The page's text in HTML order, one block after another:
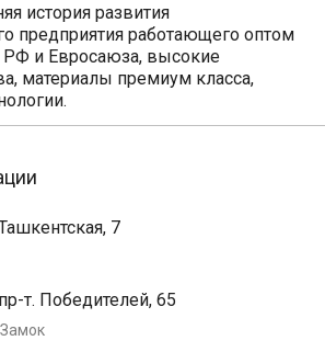
история развития
предприятия работающего оптом
РФ и Евросаюза, высокие
материалы премиум класса,
7
т. Победителей, 65